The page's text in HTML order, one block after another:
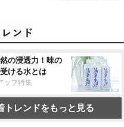
の浸透力！味の
ける水とは
ップ特集
トレンドをもっと見る